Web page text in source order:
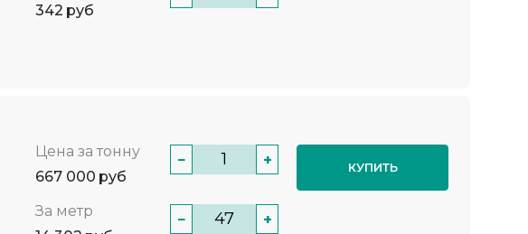
342 руб
Цена за тонну
667 000 руб
− +
За метр
− +
КУПИТЬ